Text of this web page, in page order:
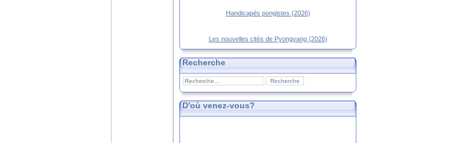
Handicapés pongistes (2026)
Les nouvelles cités de Pyongyang (2026)
Recherche
D'où venez-vous?